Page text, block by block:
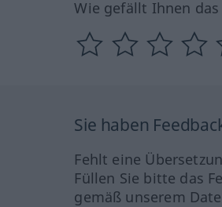
Wie gefällt Ihnen
Sie haben
Fehlt eine
Füllen Sie bitte das
gemäß unserem